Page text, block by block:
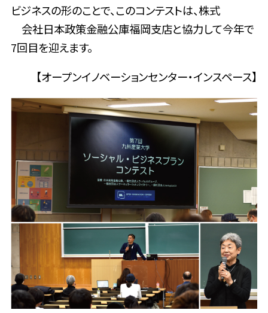
ビジネスの形のことで、このコンテストは、株式
会社日本政策金融公庫福岡支店と協力して今年で
7回目を迎えます。
【オープンイノベーションセンター・インスペース】